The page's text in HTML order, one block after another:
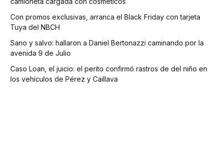
Con promos exclusivas, arranca el Black Friday con tarjeta
Tuya del NBCH
Sano y salvo: hallaron a Daniel Bertonazzi caminando por la
avenida 9 de Julio
Caso Loan, el juicio: el perito confirmó rastros de del niño en
los vehículos de Pérez y Caillava